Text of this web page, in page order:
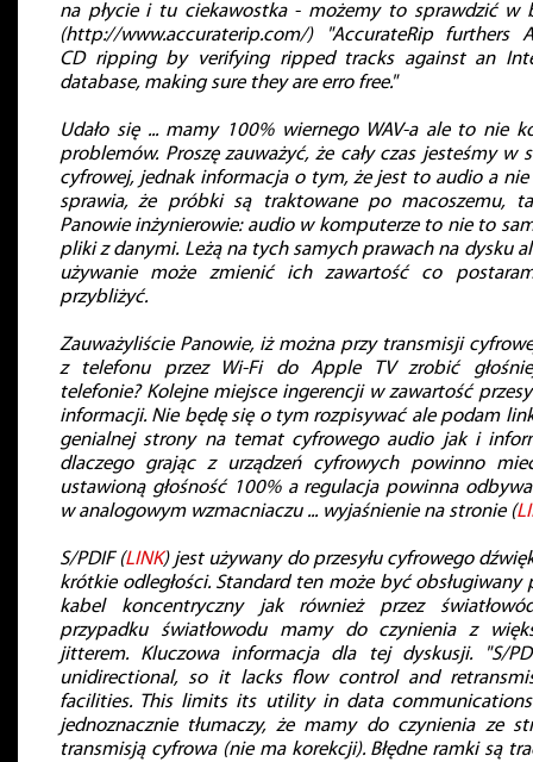
na płycie i tu ciekawostka - możemy to sprawdzić w
(http://www.accuraterip.com/) "AccurateRip furthers
CD ripping by verifying ripped tracks against an
database, making sure they are erro free."
Udało się ... mamy 100% wiernego WAV-a ale to nie
problemów. Proszę zauważyć, że cały czas jesteśmy w
cyfrowej, jednak informacja o tym, że jest to audio a nie
sprawia, że próbki są traktowane po macoszemu,
Panowie inżynierowie: audio w komputerze to nie to
pliki z danymi. Leżą na tych samych prawach na dysku
używanie może zmienić ich zawartość co
przybliżyć.
Zauważyliście Panowie, iż można przy transmisji
z telefonu przez Wi-Fi do Apple TV zrobić
telefonie? Kolejne miejsce ingerencji w zawartość
informacji. Nie będę się o tym rozpisywać ale podam
genialnej strony na temat cyfrowego audio jak i
dlaczego grając z urządzeń cyfrowych powinno
ustawioną głośność 100% a regulacja powinna
w analogowym wzmacniaczu ... wyjaśnienie na stronie (
S/PDIF (LINK) jest używany do przesyłu cyfrowego
krótkie odległości. Standard ten może być obsługiwany
kabel koncentryczny jak również przez
przypadku światłowodu mamy do czynienia z
jitterem. Kluczowa informacja dla tej dyskusji. "S/
unidirectional, so it lacks flow control and
facilities. This limits its utility in data
jednoznacznie tłumaczy, że mamy do czynienia ze
transmisją cyfrowa (nie ma korekcji). Błędne ramki są